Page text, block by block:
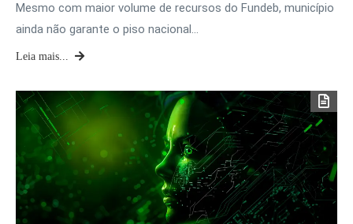
Mesmo com maior volume de recursos do Fundeb, município
ainda não garante o piso nacional…
Leia mais...